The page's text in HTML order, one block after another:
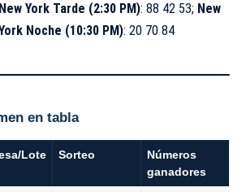
New York Tarde (2:30 PM): 88 42 53; New
Noche (10:30 PM): 20 70 84
en tabla
Lote
Sorteo
Números
ganadores